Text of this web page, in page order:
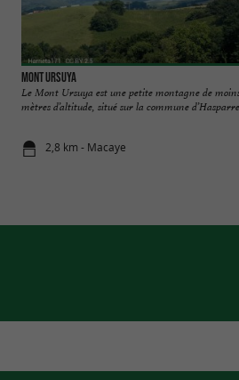
Mont Ursuya
Le Mont Ursuya est une petite montagne de
mètres d’altitude, situé sur la commune
2,8 km - Macaye